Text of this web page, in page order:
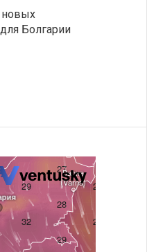
Болгарии